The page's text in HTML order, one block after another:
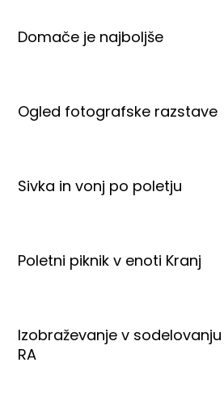
Domače je najboljše
Ogled fotografske razstave
Sivka in vonj po poletju
Poletni piknik v enoti Kranj
Izobraževanje v
RA